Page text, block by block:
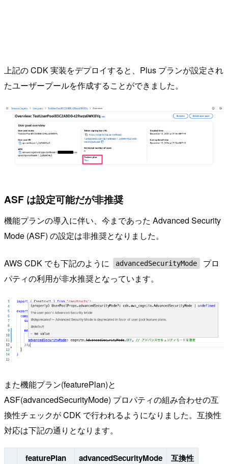
上記の CDK 実装をデプロイすると、Plus プランが設定され
たユーザープールを作成することができました。
ASF は設定可能だが非推奨
機能プランの導入に伴い、今まであった Advanced Security
Mode (ASF) の設定は非推奨となりました。
AWS CDK でも下記のように advancedSecurityMode
プロ
パティの利用が非水推奨となっています。
また機能プラン(featurePlan)と
ASF(advancedSecurityMode) プロパティの組み合わせの互
換性チェックが CDK で行われるようになりました。互換性
対応は下記の通りとなります。
featurePlan advancedSecurityMode 互換性